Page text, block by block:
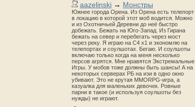
aazelinski → Монстры
Южнее города Орена. Из Орена есть телепорт
в локацию в которой этот моб водится. Можно
и из Охотничьей Деревни до неё быстро
добежать. Бежать на Юго-Запад. Из Гирана
бежать на север и перебегать через мост
через реку. Я играю на С4 х1 и экономлю на
телепортах и соулшотах. Бегаю. И соулшоты
включаю только когда на меня несколько
персов агрятся. Мне нравятся Экстремальные
Игры. У мобов тоже должны быть шансы! А на
некоторых серверах РБ на изи в одно окно
убивают. Это не крутая MMORPG-игра, а
казуалка для маленьких девочек. Ровные
парни в такое (и используя соулшоты без
нужды) не играют.